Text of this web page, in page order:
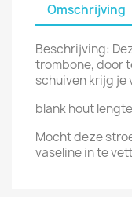
Omschrijving
Beschrijving:
trombone, door
schuiven krijg je
blank hout
Mocht deze
vaseline in te